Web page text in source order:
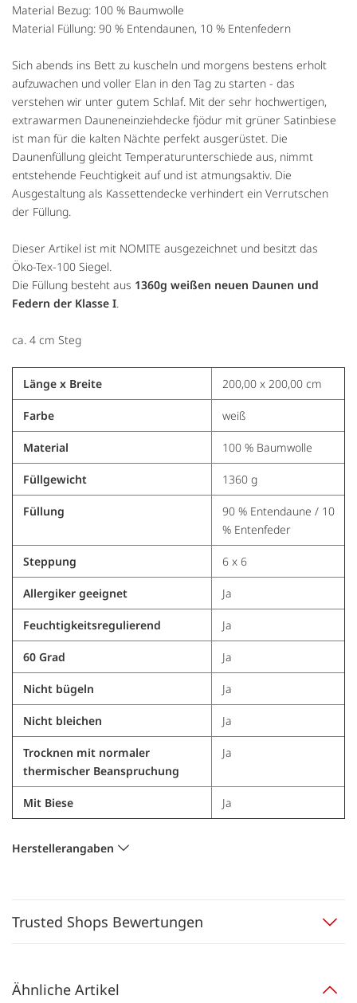
Material Bezug: 100 % Baumwolle
Material Füllung: 90 % Entendaunen, 10 % Entenfedern
Sich abends ins Bett zu kuscheln und morgens bestens erholt
aufzuwachen und voller Elan in den Tag zu starten - das
verstehen wir unter gutem Schlaf. Mit der sehr hochwertigen,
extrawarmen Dauneneinziehdecke fjödur mit grüner Satinbiese
ist man für die kalten Nächte perfekt ausgerüstet. Die
Daunenfüllung gleicht Temperaturunterschiede aus, nimmt
entstehende Feuchtigkeit auf und ist atmungsaktiv. Die
Ausgestaltung als Kassettendecke verhindert ein Verrutschen
der Füllung.
Dieser Artikel ist mit NOMITE ausgezeichnet und besitzt das
Öko-Tex-100 Siegel.
Die Füllung besteht aus 1360g weißen neuen Daunen und
Federn der Klasse I.
ca. 4 cm Steg
Länge x Breite 200,00 x 200,00 cm
Farbe weiß
Material 100 % Baumwolle
Füllgewicht 1360 g
Füllung
90 % Entendaune / 10
% Entenfeder
Steppung 6 x 6
Allergiker geeignet Ja
Feuchtigkeitsregulierend Ja
60 Grad Ja
Nicht bügeln Ja
Nicht bleichen Ja
Trocknen mit normaler
thermischer Beanspruchung
Ja
Mit Biese Ja
Herstellerangaben
Trusted Shops Bewertungen
Ähnliche Artikel